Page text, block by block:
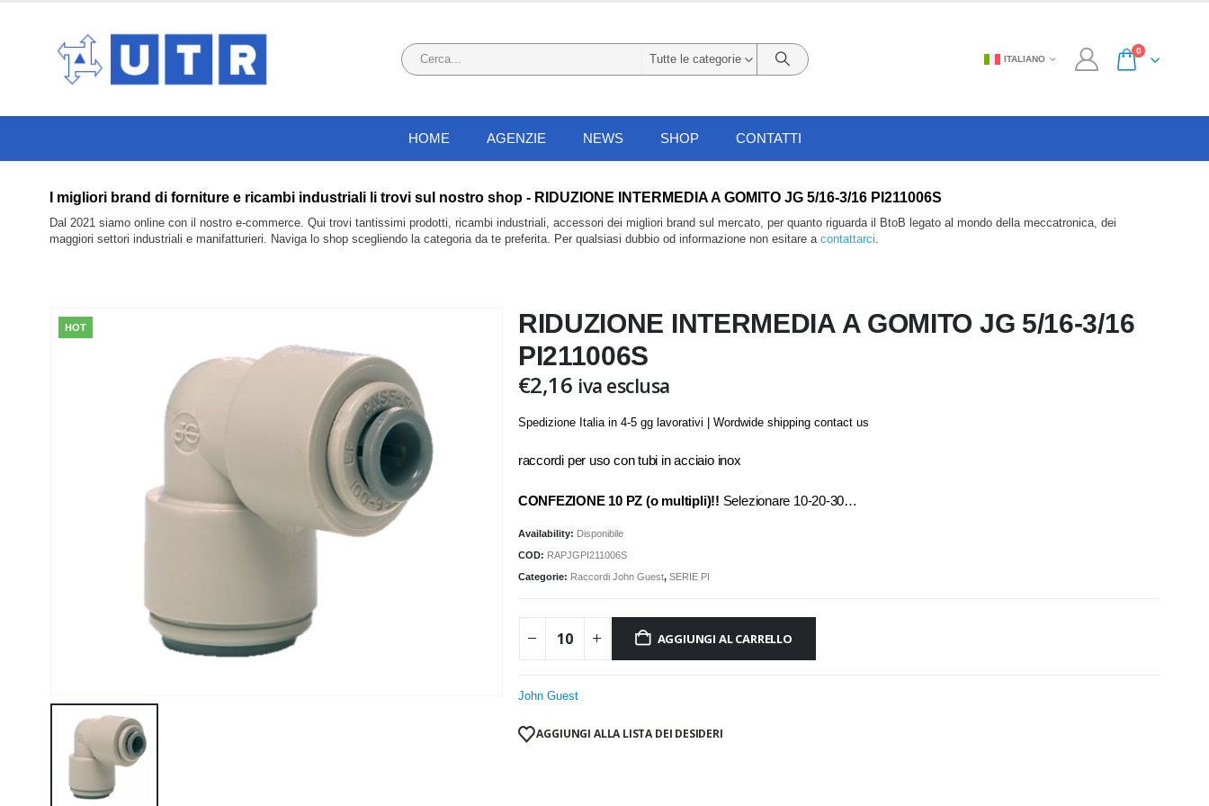
Tutte le categorie ITALIANO
0
HOME AGENZIE NEWS SHOP CONTATTI
I migliori brand di forniture e ricambi industriali li trovi sul nostro shop - RIDUZIONE INTERMEDIA A GOMITO JG 5/16-3/16 PI211006S
Dal 2021 siamo online con il nostro e-commerce. Qui trovi tantissimi prodotti, ricambi industriali, accessori dei migliori brand sul mercato, per quanto riguarda il BtoB legato al mondo della meccatronica, dei
maggiori settori industriali e manifatturieri. Naviga lo shop scegliendo la categoria da te preferita. Per qualsiasi dubbio od informazione non esitare a contattarci
HOT
RIDUZIONE INTERMEDIA A GOMITO JG 5/16-3/16
PI211006S
€2,16 iva esclusa
Spedizione Italia in 4-5 gg lavorativi | Wordwide shipping contact us
raccordi per uso con tubi in acciaio inox
CONFEZIONE 10 PZ (o multipli)!! Selezionare 10-20-30…
Availability: Disponibile
COD: RAPJGPI211006S
Categorie: Raccordi John Guest, SERIE PI
AGGIUNGI AL CARRELLO
John Guest
AGGIUNGI ALLA LISTA DEI DESIDERI